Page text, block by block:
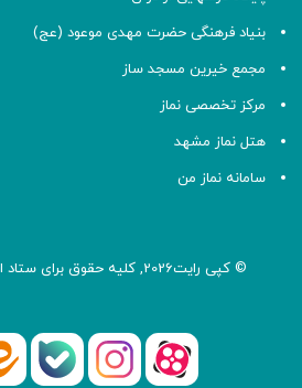
بنیاد فرهنگی حضرت مهدی موعود (عج)
مجمع خیرین مسجد ساز
مرکز تخصصی نماز
هتل نماز مشهد
سامانه نماز من
© کپی رایت2026, کلیه حقوق برای ستاد اقامه
آپارات اینستاگرام
بله